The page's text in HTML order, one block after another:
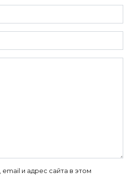
и адрес сайта в этом